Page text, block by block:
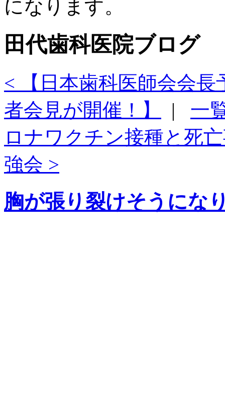
になります。
田代歯科医院ブログ
< 【日本歯科医師会会
者会見が開催！】
| 一
ロナワクチン接種と死
強会 >
胸が張り裂けそうにな